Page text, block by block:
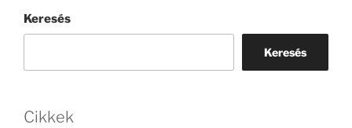
Keresés
Keresés
Cikkek